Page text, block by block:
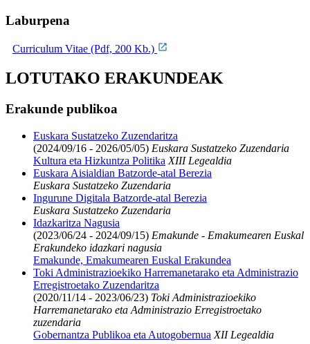
Laburpena
Curriculum Vitae (Pdf, 200 Kb.)
LOTUTAKO ERAKUNDEAK
Erakunde publikoa
Euskara Sustatzeko Zuzendaritza
(2024/09/16 - 2026/05/05) Euskara Sustatzeko Zuzendaria
Kultura eta Hizkuntza Politika XIII Legealdia
Euskara Aisialdian Batzorde-atal Berezia
Euskara Sustatzeko Zuzendaria
Ingurune Digitala Batzorde-atal Berezia
Euskara Sustatzeko Zuzendaria
Idazkaritza Nagusia
(2023/06/24 - 2024/09/15) Emakunde - Emakumearen Euskal
Erakundeko idazkari nagusia
Emakunde, Emakumearen Euskal Erakundea
Toki Administrazioekiko Harremanetarako eta Administrazio
Erregistroetako Zuzendaritza
(2020/11/14 - 2023/06/23) Toki Administrazioekiko
Harremanetarako eta Administrazio Erregistroetako
zuzendaria
Gobernantza Publikoa eta Autogobernua XII Legealdia